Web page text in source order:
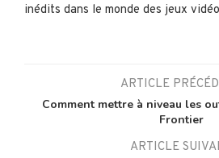
inédits dans le monde des jeux
ARTICLE
Comment mettre à niveau les
Frontier
ARTICLE